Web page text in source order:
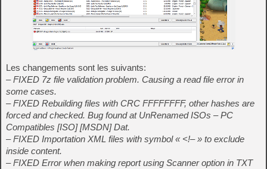
Les changements sont les suivants:
– FIXED 7z file validation problem. Causing a read file error in
some cases.
– FIXED Rebuilding files with CRC FFFFFFFF, other hashes are
forced and checked. Bug found at UnRenamed ISOs – PC
Compatibles [ISO] [MSDN] Dat.
– FIXED Importation XML files with symbol « <!– » to exclude
inside content.
– FIXED Error when making report using Scanner option in TXT